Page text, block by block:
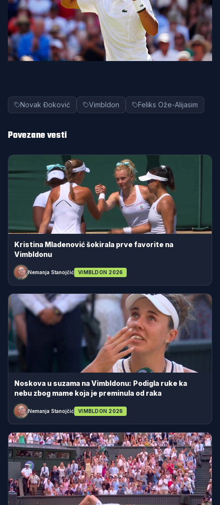
Novak Đoković Vimbldon Feliks Ože-Alijasim
Povezane vesti
Kristina Mladenović šokirala prve favorite na
Vimbldonu
Nemanja Stanojčić VIMBLDON 2026
Noskova u suzama na Vimbldonu: Podigla ruke ka
nebu zbog mame koja je preminula od raka
Nemanja Stanojčić VIMBLDON 2026